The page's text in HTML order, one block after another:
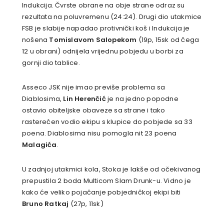
Indukcija. Čvrste obrane na obje strane odraz su
rezultata na poluvremenu (24:24). Drugi dio utakmice
FSB je slabije napadao protivnički koš i Indukcija je
nošena Tomislavom Salopekom (19p, 15sk od čega
12 u obrani) odnijela vrijednu pobjedu u borbi za
gornji dio tablice.
Asseco JSK nije imao previše problema sa
Diablosima, Lin Herenčićje na jedno popodne
ostavio obiteljske obaveze sa strane i tako
rasterećen vodio ekipu s klupice do pobjede sa 33
poena. Diablosima nisu pomogla nit 23 poena
Malagića.
U zadnjoj utakmici kola, Stoka je lakše od očekivanog
prepustila 2 boda Multicom Slam Drunk-u. Vidno je
kako će veliko pojačanje pobjedničkoj ekipi biti
Bruno Ratkaj (27p, 11sk)